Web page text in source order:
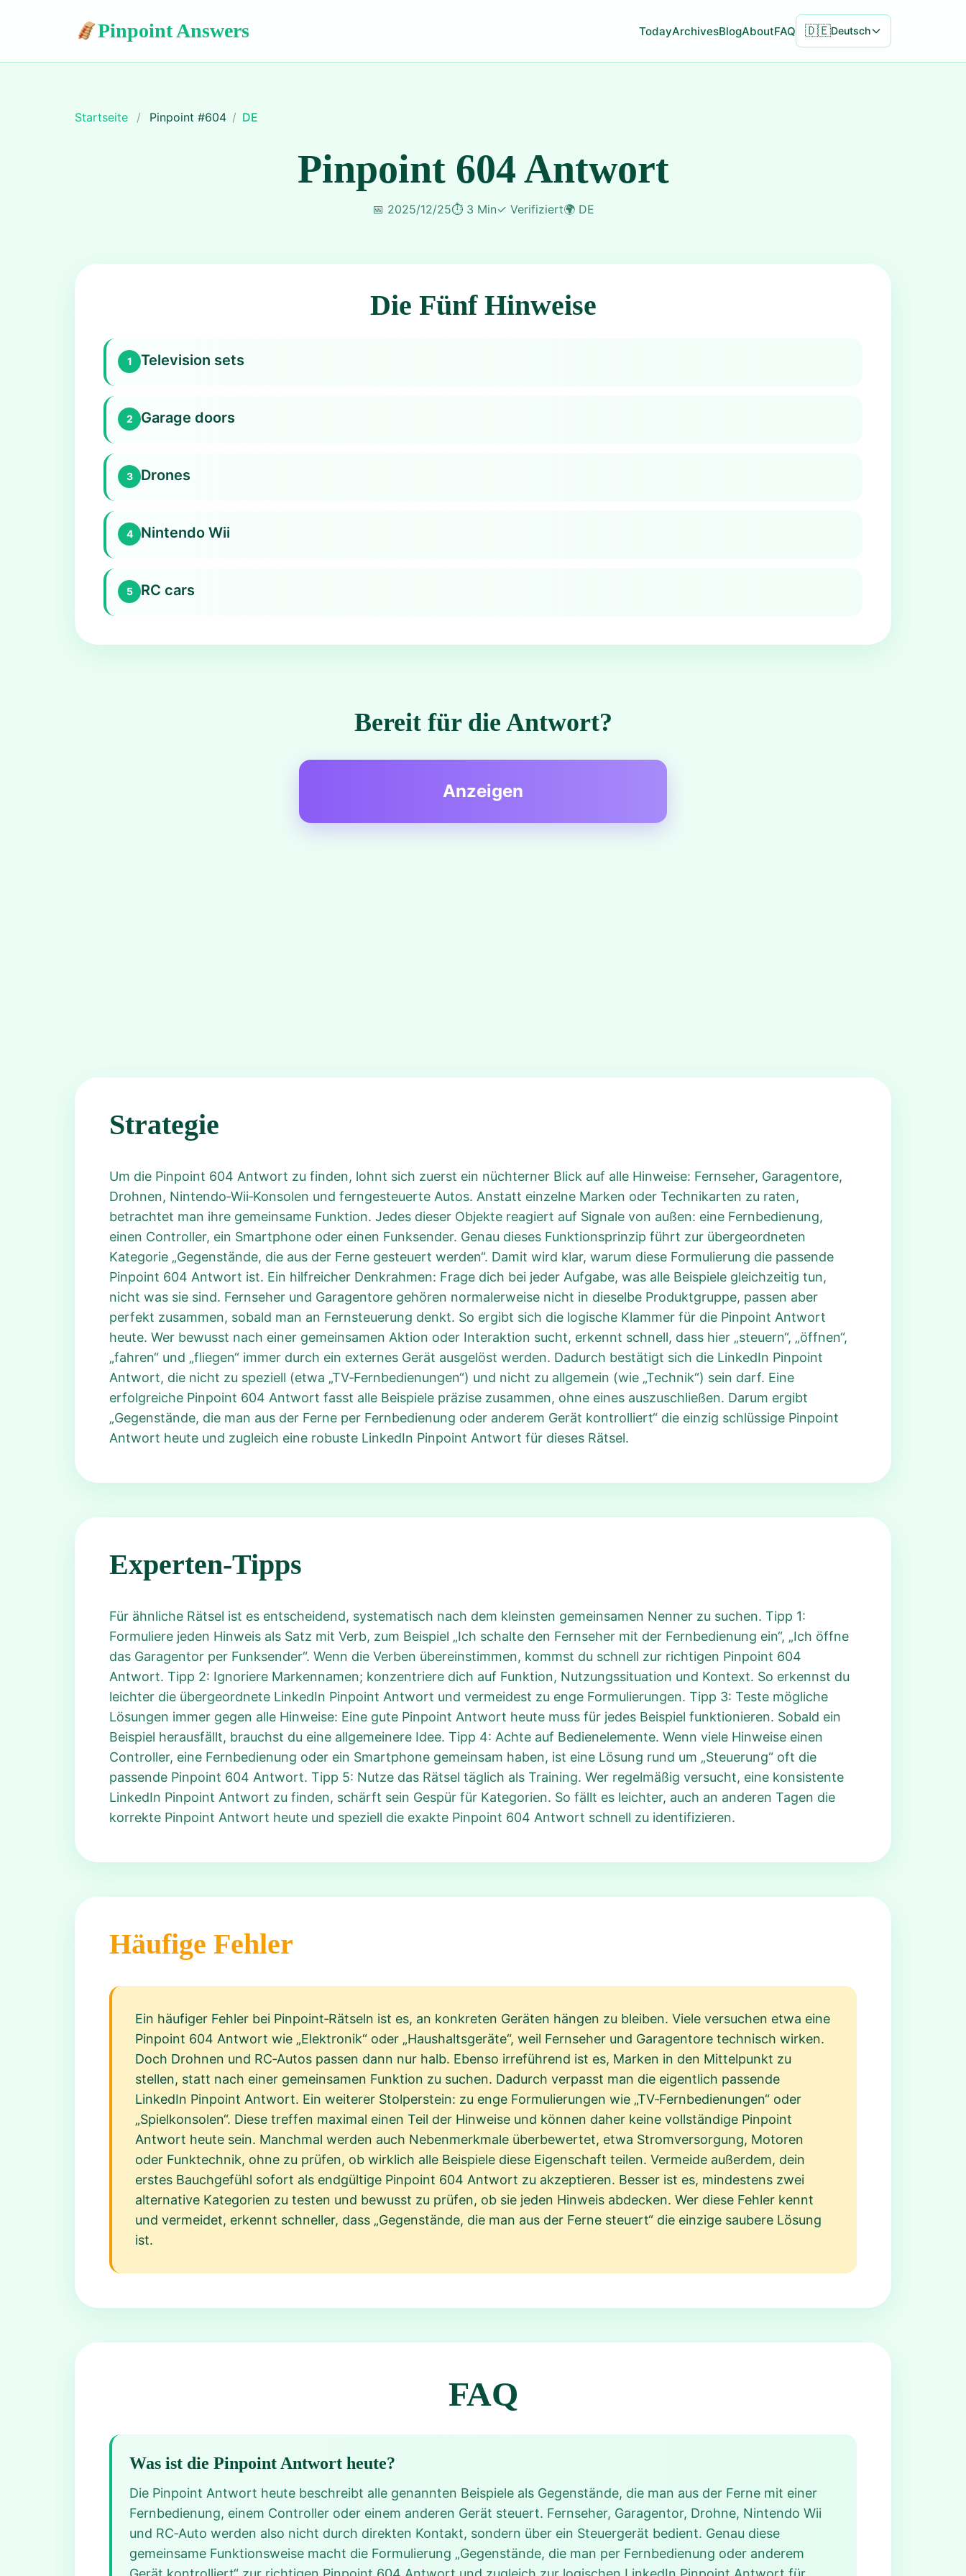
Pinpoint Answers TodayArchivesBlogAboutFAQ 🇩🇪Deutsch
Startseite / Pinpoint #604 / DE
Pinpoint 604 Antwort
📅 2025/12/25⏱️ 3 Min✓ Verifiziert🌍 DE
Die Fünf Hinweise
1 Television sets
2 Garage doors
3 Drones
4 Nintendo Wii
5 RC cars
Bereit für die Antwort?
Anzeigen
Strategie
Um die Pinpoint 604 Antwort zu finden, lohnt sich zuerst ein nüchterner Blick auf alle Hinweise: Fernseher, Garagentore,
Drohnen, Nintendo‑Wii‑Konsolen und ferngesteuerte Autos. Anstatt einzelne Marken oder Technikarten zu raten,
betrachtet man ihre gemeinsame Funktion. Jedes dieser Objekte reagiert auf Signale von außen: eine Fernbedienung,
einen Controller, ein Smartphone oder einen Funksender. Genau dieses Funktionsprinzip führt zur übergeordneten
Kategorie „Gegenstände, die aus der Ferne gesteuert werden“. Damit wird klar, warum diese Formulierung die passende
Pinpoint 604 Antwort ist. Ein hilfreicher Denkrahmen: Frage dich bei jeder Aufgabe, was alle Beispiele gleichzeitig tun,
nicht was sie sind. Fernseher und Garagentore gehören normalerweise nicht in dieselbe Produktgruppe, passen aber
perfekt zusammen, sobald man an Fernsteuerung denkt. So ergibt sich die logische Klammer für die Pinpoint Antwort
heute. Wer bewusst nach einer gemeinsamen Aktion oder Interaktion sucht, erkennt schnell, dass hier „steuern“, „öffnen“,
„fahren“ und „fliegen“ immer durch ein externes Gerät ausgelöst werden. Dadurch bestätigt sich die LinkedIn Pinpoint
Antwort, die nicht zu speziell (etwa „TV‑Fernbedienungen“) und nicht zu allgemein (wie „Technik“) sein darf. Eine
erfolgreiche Pinpoint 604 Antwort fasst alle Beispiele präzise zusammen, ohne eines auszuschließen. Darum ergibt
„Gegenstände, die man aus der Ferne per Fernbedienung oder anderem Gerät kontrolliert“ die einzig schlüssige Pinpoint
Antwort heute und zugleich eine robuste LinkedIn Pinpoint Antwort für dieses Rätsel.
Experten-Tipps
Für ähnliche Rätsel ist es entscheidend, systematisch nach dem kleinsten gemeinsamen Nenner zu suchen. Tipp 1:
Formuliere jeden Hinweis als Satz mit Verb, zum Beispiel „Ich schalte den Fernseher mit der Fernbedienung ein“, „Ich öffne
das Garagentor per Funksender“. Wenn die Verben übereinstimmen, kommst du schnell zur richtigen Pinpoint 604
Antwort. Tipp 2: Ignoriere Markennamen; konzentriere dich auf Funktion, Nutzungssituation und Kontext. So erkennst du
leichter die übergeordnete LinkedIn Pinpoint Antwort und vermeidest zu enge Formulierungen. Tipp 3: Teste mögliche
Lösungen immer gegen alle Hinweise: Eine gute Pinpoint Antwort heute muss für jedes Beispiel funktionieren. Sobald ein
Beispiel herausfällt, brauchst du eine allgemeinere Idee. Tipp 4: Achte auf Bedienelemente. Wenn viele Hinweise einen
Controller, eine Fernbedienung oder ein Smartphone gemeinsam haben, ist eine Lösung rund um „Steuerung“ oft die
passende Pinpoint 604 Antwort. Tipp 5: Nutze das Rätsel täglich als Training. Wer regelmäßig versucht, eine konsistente
LinkedIn Pinpoint Antwort zu finden, schärft sein Gespür für Kategorien. So fällt es leichter, auch an anderen Tagen die
korrekte Pinpoint Antwort heute und speziell die exakte Pinpoint 604 Antwort schnell zu identifizieren.
Häufige Fehler
Ein häufiger Fehler bei Pinpoint‑Rätseln ist es, an konkreten Geräten hängen zu bleiben. Viele versuchen etwa eine
Pinpoint 604 Antwort wie „Elektronik“ oder „Haushaltsgeräte“, weil Fernseher und Garagentore technisch wirken.
Doch Drohnen und RC‑Autos passen dann nur halb. Ebenso irreführend ist es, Marken in den Mittelpunkt zu
stellen, statt nach einer gemeinsamen Funktion zu suchen. Dadurch verpasst man die eigentlich passende
LinkedIn Pinpoint Antwort. Ein weiterer Stolperstein: zu enge Formulierungen wie „TV‑Fernbedienungen“ oder
„Spielkonsolen“. Diese treffen maximal einen Teil der Hinweise und können daher keine vollständige Pinpoint
Antwort heute sein. Manchmal werden auch Nebenmerkmale überbewertet, etwa Stromversorgung, Motoren
oder Funktechnik, ohne zu prüfen, ob wirklich alle Beispiele diese Eigenschaft teilen. Vermeide außerdem, dein
erstes Bauchgefühl sofort als endgültige Pinpoint 604 Antwort zu akzeptieren. Besser ist es, mindestens zwei
alternative Kategorien zu testen und bewusst zu prüfen, ob sie jeden Hinweis abdecken. Wer diese Fehler kennt
und vermeidet, erkennt schneller, dass „Gegenstände, die man aus der Ferne steuert“ die einzige saubere Lösung
ist.
FAQ
Was ist die Pinpoint Antwort heute?
Die Pinpoint Antwort heute beschreibt alle genannten Beispiele als Gegenstände, die man aus der Ferne mit einer
Fernbedienung, einem Controller oder einem anderen Gerät steuert. Fernseher, Garagentor, Drohne, Nintendo Wii
und RC‑Auto werden also nicht durch direkten Kontakt, sondern über ein Steuergerät bedient. Genau diese
gemeinsame Funktionsweise macht die Formulierung „Gegenstände, die man per Fernbedienung oder anderem